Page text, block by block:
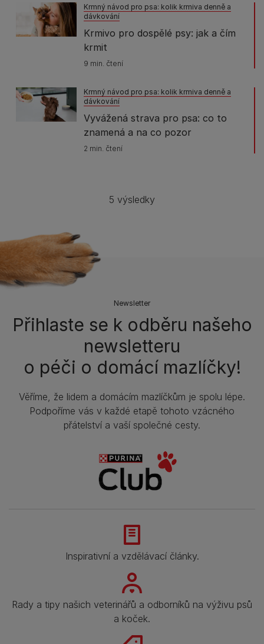
Krmný návod pro psa: kolik krmiva denně a
dávkování
Krmivo pro dospělé psy: jak a čím
krmit
9 min. čtení
Krmný návod pro psa: kolik krmiva denně a
dávkování
Vyvážená strava pro psa: co to
znamená a na co pozor
2 min. čtení
5 výsledky
Newsletter
Přihlaste se k odběru našeho
newsletteru
o péči o domácí mazlíčky!
Věříme, že lidem a domácím mazlíčkům je spolu lépe.
Podpoříme vás v každé etapě tohoto vzácného
přátelství a vaší společné cesty.
Inspirativní a vzdělávací články.
Rady a tipy našich veterinářů a odborníků na výživu psů
a koček.